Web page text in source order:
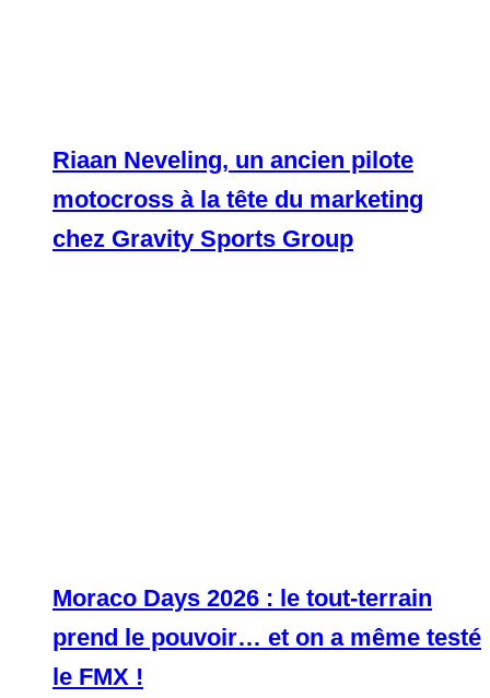
Riaan Neveling, un ancien pilote
motocross à la tête du marketing
chez Gravity Sports Group
Moraco Days 2026 : le tout-terrain
prend le pouvoir… et on a même testé
le FMX !